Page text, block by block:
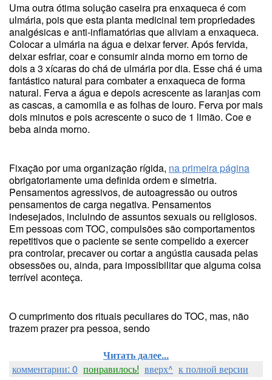
Uma outra ótima solução caseira pra enxaqueca é com
ulmária, pois que esta planta medicinal tem propriedades
analgésicas e anti-inflamatórias que aliviam a enxaqueca.
Colocar a ulmária na água e deixar ferver. Após fervida,
deixar esfriar, coar e consumir ainda morno em torno de
dois a 3 xícaras do chá de ulmária por dia. Esse chá é uma
fantástico natural para combater a enxaqueca de forma
natural. Ferva a água e depois acrescente as laranjas com
as cascas, a camomila e as folhas de louro. Ferva por mais
dois minutos e pois acrescente o suco de 1 limão. Coe e
beba ainda morno.
Fixação por uma organização rígida, na primeira página
obrigatoriamente uma definida ordem e simetria.
Pensamentos agressivos, de autoagressão ou outros
pensamentos de carga negativa. Pensamentos
indesejados, incluindo de assuntos sexuais ou religiosos.
Em pessoas com TOC, compulsões são comportamentos
repetitivos que o paciente se sente compelido a exercer
pra controlar, precaver ou cortar a angústia causada pelas
obsessões ou, ainda, para impossibilitar que alguma coisa
terrível aconteça.
O cumprimento dos rituais peculiares do TOC, mas, não
trazem prazer pra pessoa, sendo
Читать далее...
комментарии: 0 понравилось! вверх^ к полной версии